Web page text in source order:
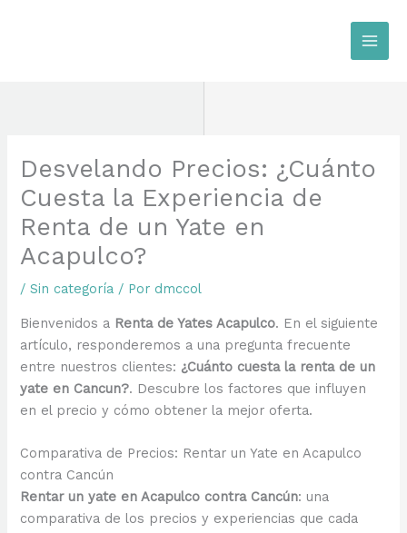
Desvelando Precios: ¿Cuánto
Cuesta la Experiencia de
Renta de un Yate en
Acapulco?
/Sin categoría / Por dmccol
Bienvenidos a Renta de Yates Acapulco. En el siguiente
artículo, responderemos a una pregunta frecuente
entre nuestros clientes: ¿Cuánto cuesta la renta de un
yate en Cancun?. Descubre los factores que influyen
en el precio y cómo obtener la mejor oferta.
Comparativa de Precios: Rentar un Yate en Acapulco
contra Cancún
Rentar un yate en Acapulco contra Cancún: una
comparativa de los precios y experiencias que cada